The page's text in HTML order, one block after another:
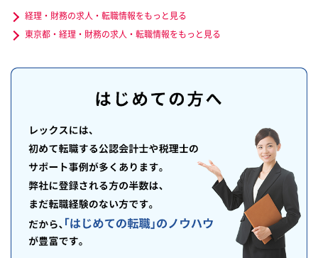
経理・財務の求人・転職情報をもっと見る
東京都・経理・財務の求人・転職情報をもっと見る